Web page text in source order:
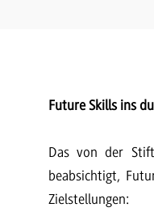
Future Skills ins
Das von der
beabsichtigt,
Zielstellungen: